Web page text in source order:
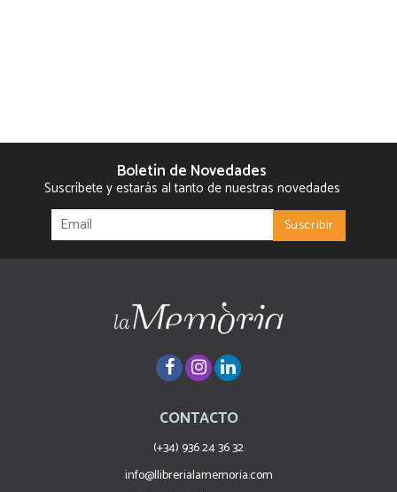
Boletín de Novedades
Suscríbete y estarás al tanto de nuestras novedades
CONTACTO
(+34) 936 24 36 32
info@llibrerialamemoria.com